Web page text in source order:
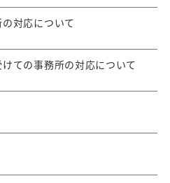
対応について
ての事務所の対応について